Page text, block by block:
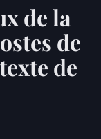
de la
de
de